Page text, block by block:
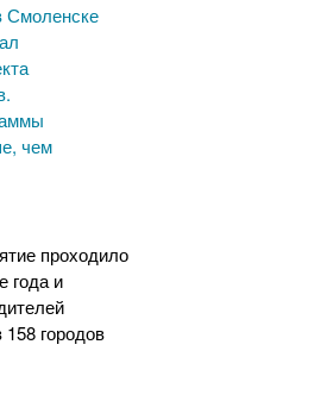
Смоленске
чем
проходило
года и
158 городов